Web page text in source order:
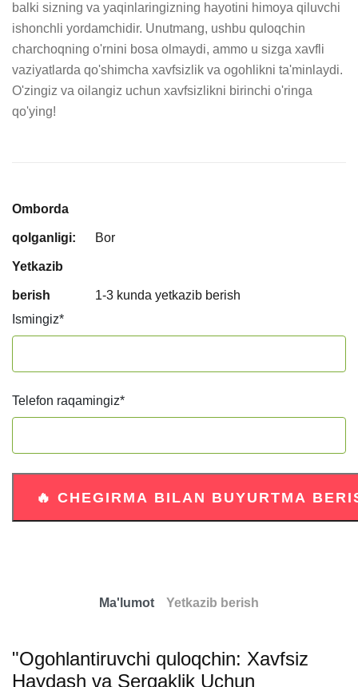
balki sizning va yaqinlaringizning hayotini himoya qiluvchi
ishonchli yordamchidir. Unutmang, ushbu quloqchin
charchoqning o'rnini bosa olmaydi, ammo u sizga xavfli
vaziyatlarda qo'shimcha xavfsizlik va ogohlikni ta'minlaydi.
O'zingiz va oilangiz uchun xavfsizlikni birinchi o'ringa
qo'ying!
Omborda
qolganligi: Bor
Yetkazib
berish
1-3 kunda yetkazib berish
Ismingiz*
Telefon raqamingiz*
Ma'lumot Yetkazib berish
"Ogohlantiruvchi quloqchin: Xavfsiz
Haydash va Sergaklik Uchun